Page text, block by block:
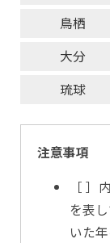
鳥栖
大分
琉球
注意事項
［
を表
いた